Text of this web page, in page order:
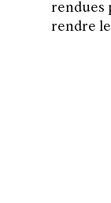
rendues
rendre